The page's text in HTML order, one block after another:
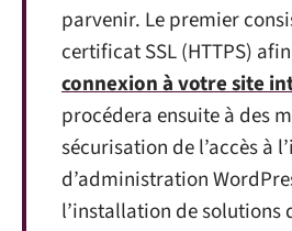
parvenir. Le premier
certificat SSL (HTTPS)
connexion à votre site
procédera ensuite à des
sécurisation de l’accès à
d’administration
l’installation de solutions